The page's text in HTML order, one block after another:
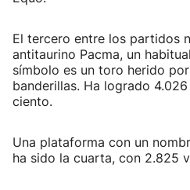
El tercero entre los partidos
antitaurino Pacma, un
símbolo es un toro herido
banderillas. Ha logrado
ciento.
Una plataforma con un
ha sido la cuarta, con 2.825